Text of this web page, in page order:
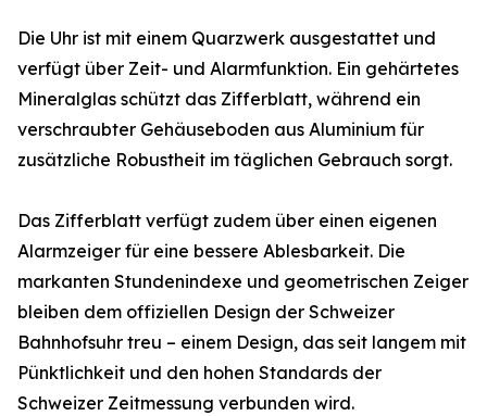
Die Uhr ist mit einem Quarzwerk ausgestattet und
verfügt über Zeit- und Alarmfunktion. Ein gehärtetes
Mineralglas schützt das Zifferblatt, während ein
verschraubter Gehäuseboden aus Aluminium für
zusätzliche Robustheit im täglichen Gebrauch sorgt.
Das Zifferblatt verfügt zudem über einen eigenen
Alarmzeiger für eine bessere Ablesbarkeit. Die
markanten Stundenindexe und geometrischen Zeiger
bleiben dem offiziellen Design der Schweizer
Bahnhofsuhr treu – einem Design, das seit langem mit
Pünktlichkeit und den hohen Standards der
Schweizer Zeitmessung verbunden wird.